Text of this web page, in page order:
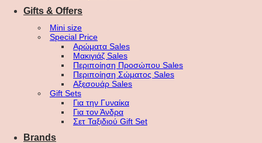
Gifts & Offers
Mini size
Special Price
Αρώματα Sales
Μακιγιάζ Sales
Περιποίηση Προσώπου Sales
Περιποίηση Σώματος Sales
Αξεσουάρ Sales
Gift Sets
Για την Γυναίκα
Για τον Άνδρα
Σετ Ταξιδιού Gift Set
Brands